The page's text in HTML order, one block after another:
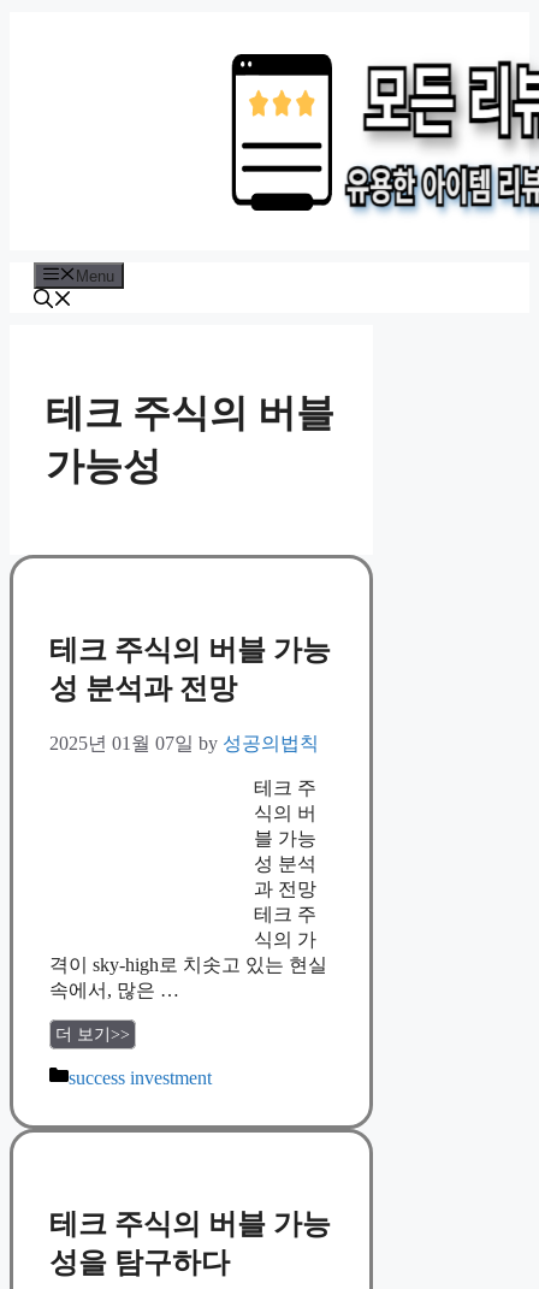
Menu
테크 주식의 버블
가능성
테크 주식의 버블 가능
성 분석과 전망
2025년 01월 07일 by 성공의법칙
테크 주
식의 버
블 가능
성 분석
과 전망
테크 주
식의 가
격이 sky-high로 치솟고 있는 현실
속에서, 많은 …
더 보기>>
Categories
success investment
테크 주식의 버블 가능
성을 탐구하다